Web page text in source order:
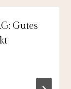
Gutes